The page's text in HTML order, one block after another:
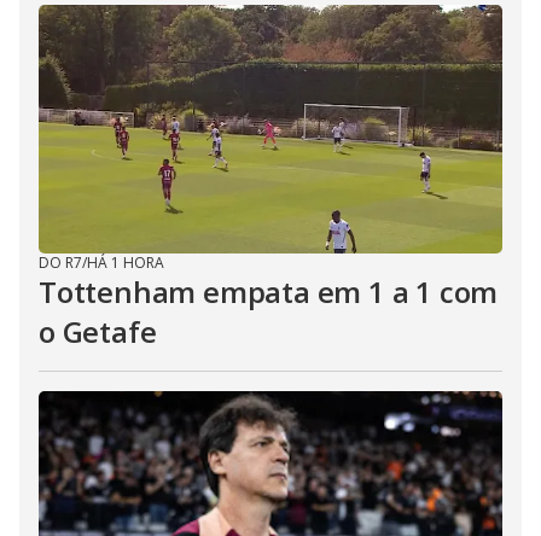
DO R7/HÁ 1 HORA
Tottenham empata em 1 a 1 com
o Getafe